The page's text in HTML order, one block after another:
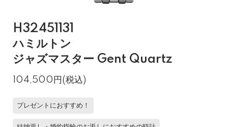
H32451131
ハミルトン
ジャズマスター Gent Quartz
104,500円(税込)
プレゼントにおすすめ！